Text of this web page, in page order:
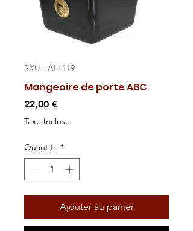
SKU : ALL119
Mangeoire de porte ABC
22,00 €Prix
Taxe Incluse
Quantité *
Ajouter au panier